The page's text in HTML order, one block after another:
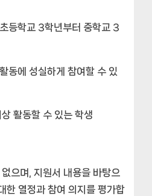
등학교 3학년부터 중학교 3
동에 성실하게 참여할 수 있
활동할 수 있는 학생
으며, 지원서 내용을 바탕으
한 열정과 참여 의지를 평가합